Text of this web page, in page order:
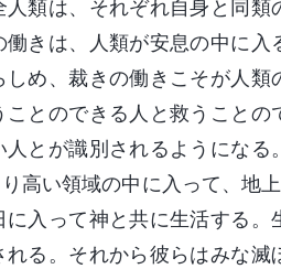
類は、それぞれ自身と同類
きは、人類が安息の中に入
め、裁きの働きこそが人類
とのできる人と救うことの
とが識別されるようになる
高い領域の中に入って、地
入って神と共に生活する。
る。それから彼らはみな滅